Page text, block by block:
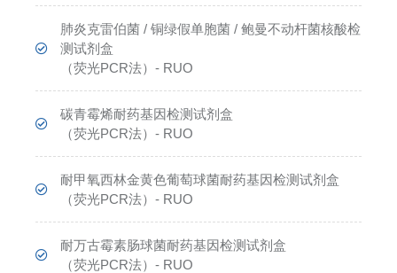
肺炎克雷伯菌 / 铜绿假单胞菌 / 鲍曼不动杆菌核酸检
测试剂盒
（荧光PCR法）- RUO
碳青霉烯耐药基因检测试剂盒
（荧光PCR法）- RUO
耐甲氧西林金黄色葡萄球菌耐药基因检测试剂盒
（荧光PCR法）- RUO
耐万古霉素肠球菌耐药基因检测试剂盒
（荧光PCR法）- RUO